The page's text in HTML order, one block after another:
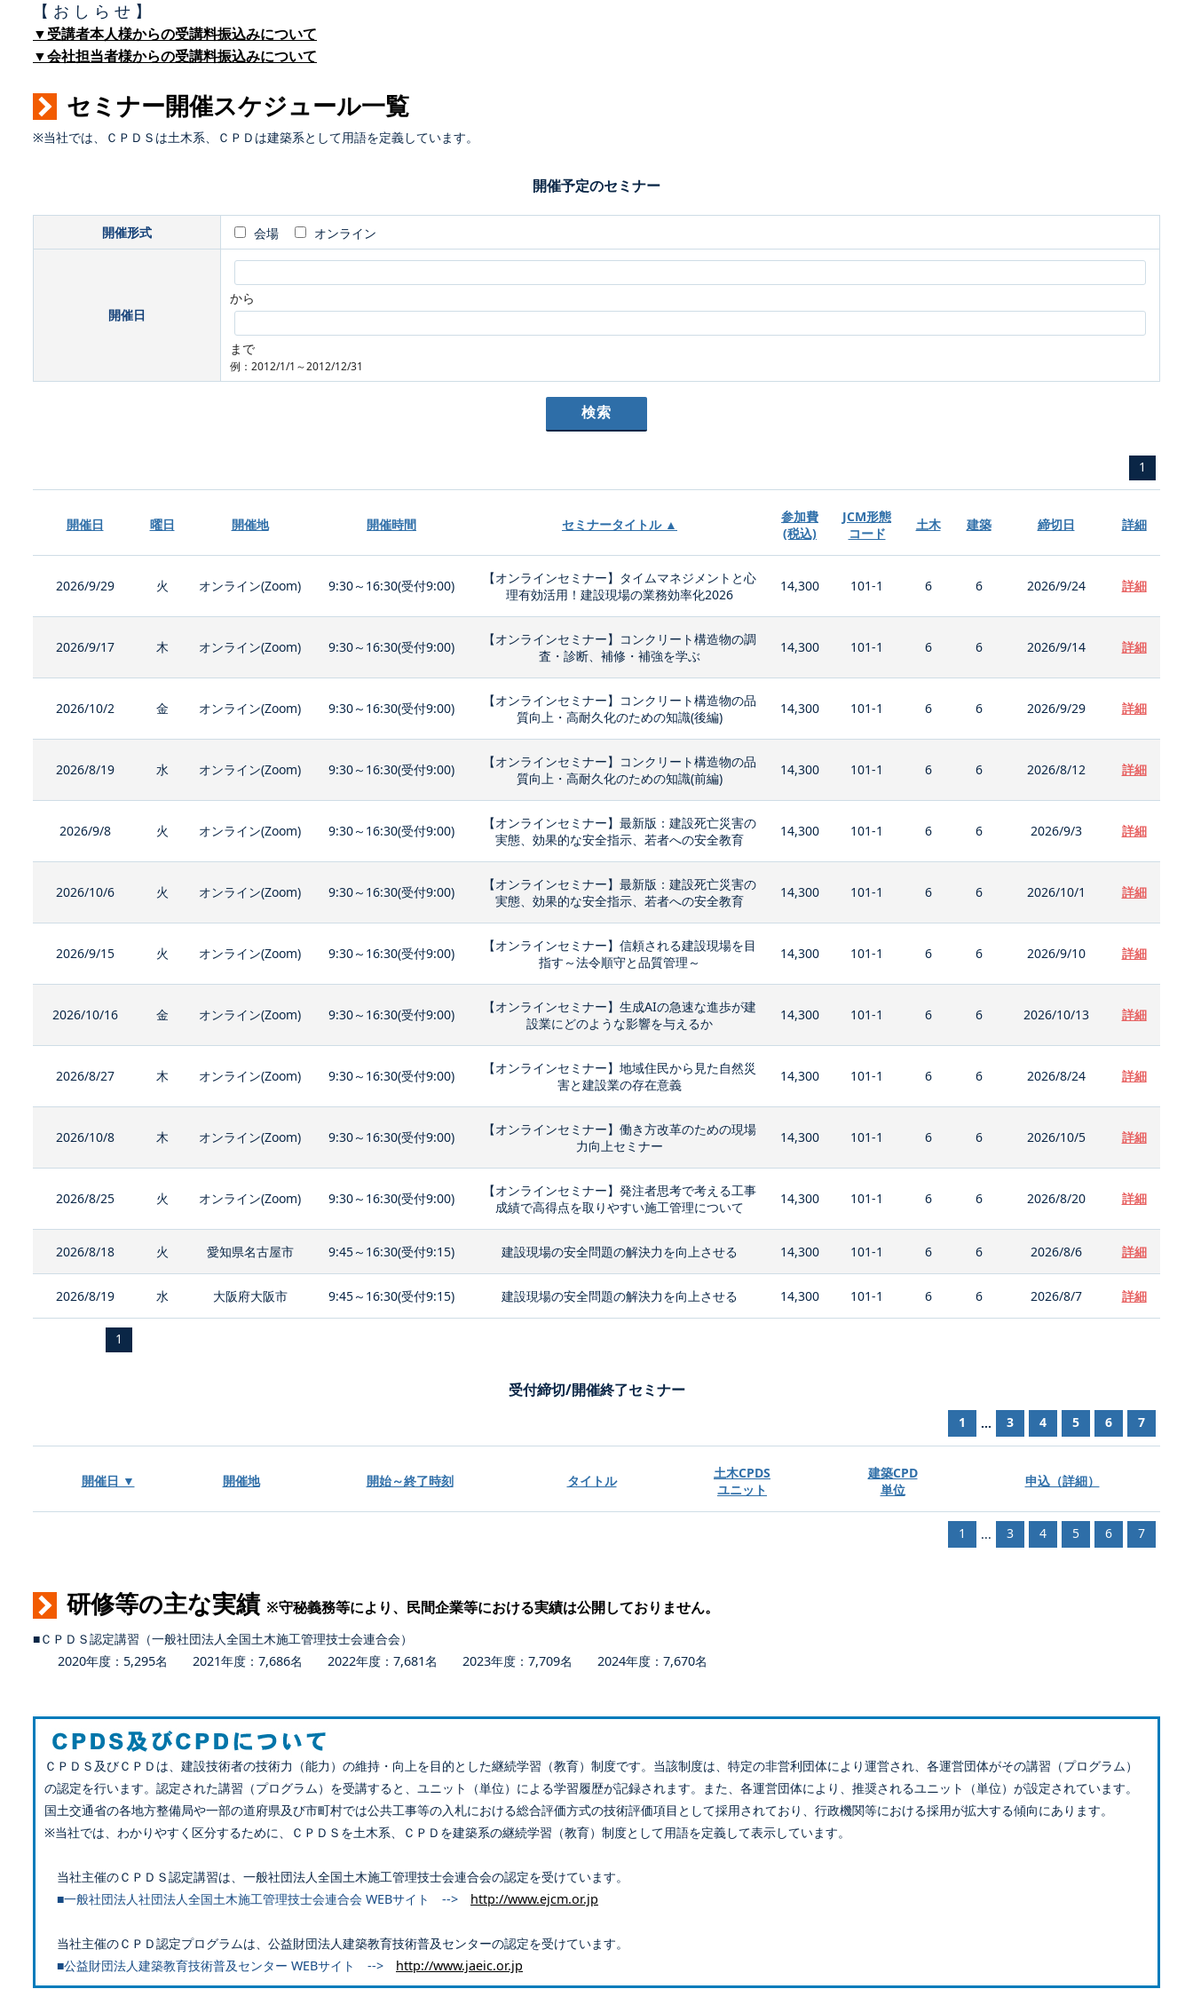
【 お し ら せ 】
▼受講者本人様からの受講料振込みについて
▼会社担当者様からの受講料振込みについて
セミナー開催スケジュール一覧
※当社では、ＣＰＤＳは土木系、ＣＰＤは建築系として用語を定義しています。
開催予定のセミナー
開催形式 会場 オンライン
開催日
から
まで
例：2012/1/1～2012/12/31
1
開催日 曜日 開催地 開催時間 セミナータイトル ▲
参加費
(税込)
JCM形態
コード
土木 建築 締切日 詳細
2026/9/29 火 オンライン(Zoom) 9:30～16:30(受付9:00)
【オンラインセミナー】タイムマネジメントと心
理有効活用！建設現場の業務効率化2026
14,300 101-1 6 6 2026/9/24 詳細
2026/9/17 木 オンライン(Zoom) 9:30～16:30(受付9:00)
【オンラインセミナー】コンクリート構造物の調
査・診断、補修・補強を学ぶ
14,300 101-1 6 6 2026/9/14 詳細
2026/10/2 金 オンライン(Zoom) 9:30～16:30(受付9:00)
【オンラインセミナー】コンクリート構造物の品
質向上・高耐久化のための知識(後編)
14,300 101-1 6 6 2026/9/29 詳細
2026/8/19 水 オンライン(Zoom) 9:30～16:30(受付9:00)
【オンラインセミナー】コンクリート構造物の品
質向上・高耐久化のための知識(前編)
14,300 101-1 6 6 2026/8/12 詳細
2026/9/8 火 オンライン(Zoom) 9:30～16:30(受付9:00)
【オンラインセミナー】最新版：建設死亡災害の
実態、効果的な安全指示、若者への安全教育
14,300 101-1 6 6 2026/9/3 詳細
2026/10/6 火 オンライン(Zoom) 9:30～16:30(受付9:00)
【オンラインセミナー】最新版：建設死亡災害の
実態、効果的な安全指示、若者への安全教育
14,300 101-1 6 6 2026/10/1 詳細
2026/9/15 火 オンライン(Zoom) 9:30～16:30(受付9:00)
【オンラインセミナー】信頼される建設現場を目
指す～法令順守と品質管理～
14,300 101-1 6 6 2026/9/10 詳細
2026/10/16 金 オンライン(Zoom) 9:30～16:30(受付9:00)
【オンラインセミナー】生成AIの急速な進歩が建
設業にどのような影響を与えるか
14,300 101-1 6 6 2026/10/13 詳細
2026/8/27 木 オンライン(Zoom) 9:30～16:30(受付9:00)
【オンラインセミナー】地域住民から見た自然災
害と建設業の存在意義
14,300 101-1 6 6 2026/8/24 詳細
2026/10/8 木 オンライン(Zoom) 9:30～16:30(受付9:00)
【オンラインセミナー】働き方改革のための現場
力向上セミナー
14,300 101-1 6 6 2026/10/5 詳細
2026/8/25 火 オンライン(Zoom) 9:30～16:30(受付9:00)
【オンラインセミナー】発注者思考で考える工事
成績で高得点を取りやすい施工管理について
14,300 101-1 6 6 2026/8/20 詳細
2026/8/18 火 愛知県名古屋市 9:45～16:30(受付9:15) 建設現場の安全問題の解決力を向上させる 14,300 101-1 6 6 2026/8/6 詳細
2026/8/19 水 大阪府大阪市 9:45～16:30(受付9:15) 建設現場の安全問題の解決力を向上させる 14,300 101-1 6 6 2026/8/7 詳細
1
受付締切/開催終了セミナー
1 ... 3 4 5 6 7
開催日 ▼ 開催地 開始～終了時刻 タイトル
土木CPDS
ユニット
建築CPD
単位
申込（詳細）
1 ... 3 4 5 6 7
研修等の主な実績 ※守秘義務等により、民間企業等における実績は公開しておりません。
■ＣＰＤＳ認定講習（一般社団法人全国土木施工管理技士会連合会）
2020年度：5,295名 2021年度：7,686名 2022年度：7,681名 2023年度：7,709名 2024年度：7,670名
ＣＰＤＳ及びＣＰＤは、建設技術者の技術力（能力）の維持・向上を目的とした継続学習（教育）制度です。当該制度は、特定の非営利団体により運営され、各運営団体がその講習（プログラム）
の認定を行います。認定された講習（プログラム）を受講すると、ユニット（単位）による学習履歴が記録されます。また、各運営団体により、推奨されるユニット（単位）が設定されています。
国土交通省の各地方整備局や一部の道府県及び市町村では公共工事等の入札における総合評価方式の技術評価項目として採用されており、行政機関等における採用が拡大する傾向にあります。
※当社では、わかりやすく区分するために、ＣＰＤＳを土木系、ＣＰＤを建築系の継続学習（教育）制度として用語を定義して表示しています。
当社主催のＣＰＤＳ認定講習は、一般社団法人全国土木施工管理技士会連合会の認定を受けています。
■一般社団法人社団法人全国土木施工管理技士会連合会 WEBサイト --> http://www.ejcm.or.jp
当社主催のＣＰＤ認定プログラムは、公益財団法人建築教育技術普及センターの認定を受けています。
■公益財団法人建築教育技術普及センター WEBサイト --> http://www.jaeic.or.jp